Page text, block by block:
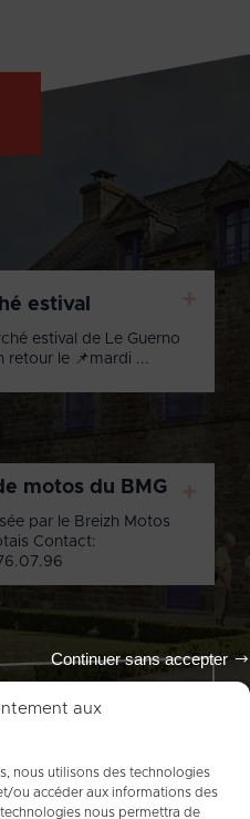
aux
nous utilisons des technologies
ou accéder aux informations des
nous permettra de
Continuer sans accepter
estival
estival de Le Guerno
retour le 📌mardi ...
motos du BMG
par le Breizh Motos
Contact: